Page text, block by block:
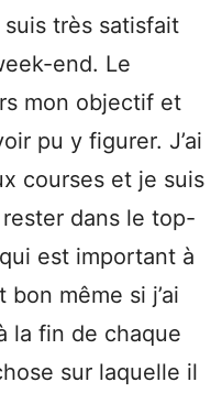
très satisfait
end. Le
mon objectif et
pu y figurer. J’ai
courses et je suis
dans le top-
est important à
même si j’ai
la fin de chaque
sur laquelle il